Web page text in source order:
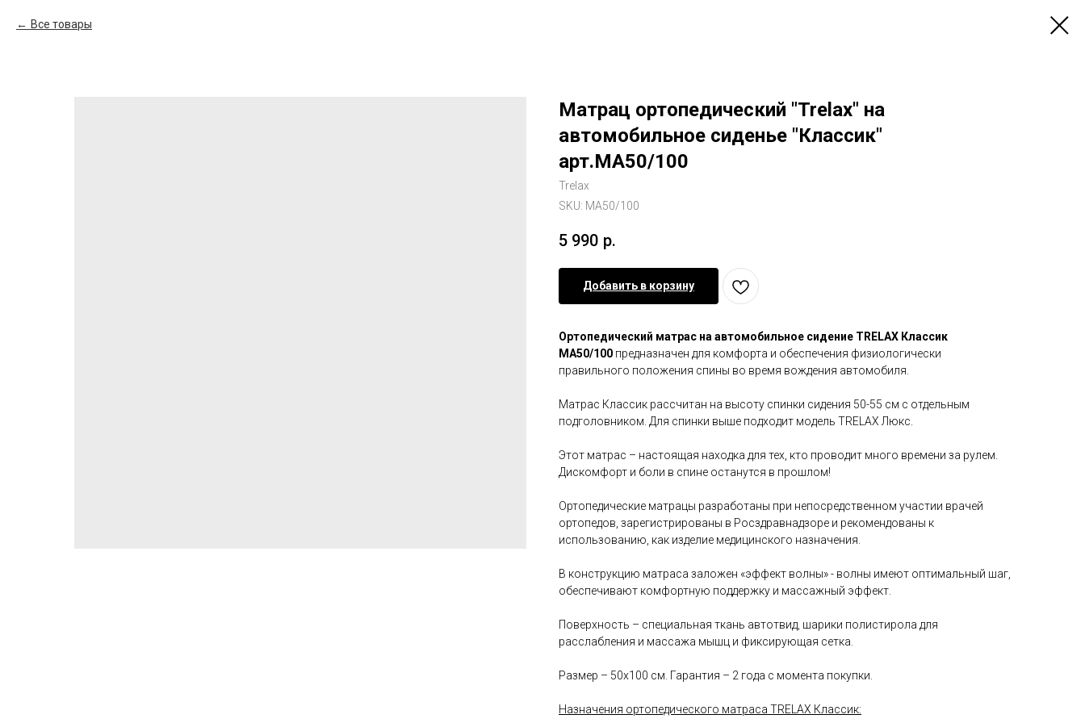
Все товары
Матрац ортопедический "Trelax" на
автомобильное сиденье "Классик"
арт.МА50/100
Trelax
SKU: МА50/100
5 990 р.
Добавить в корзину
Ортопедический матрас на автомобильное сидение TRELAX Классик
МА50/100 предназначен для комфорта и обеспечения физиологически
правильного положения спины во время вождения автомобиля.
Матрас Классик рассчитан на высоту спинки сидения 50-55 см с отдельным
подголовником. Для спинки выше подходит модель TRELAX Люкс.
Этот матрас – настоящая находка для тех, кто проводит много времени за рулем.
Дискомфорт и боли в спине останутся в прошлом!
Ортопедические матрацы разработаны при непосредственном участии врачей
ортопедов, зарегистрированы в Росздравнадзоре и рекомендованы к
использованию, как изделие медицинского назначения.
В конструкцию матраса заложен «эффект волны» - волны имеют оптимальный шаг,
обеспечивают комфортную поддержку и массажный эффект.
Поверхность – специальная ткань автотвид, шарики полистирола для
расслабления и массажа мышц и фиксирующая сетка.
Размер – 50х100 см. Гарантия – 2 года с момента покупки.
Назначения ортопедического матраса TRELAX Классик: